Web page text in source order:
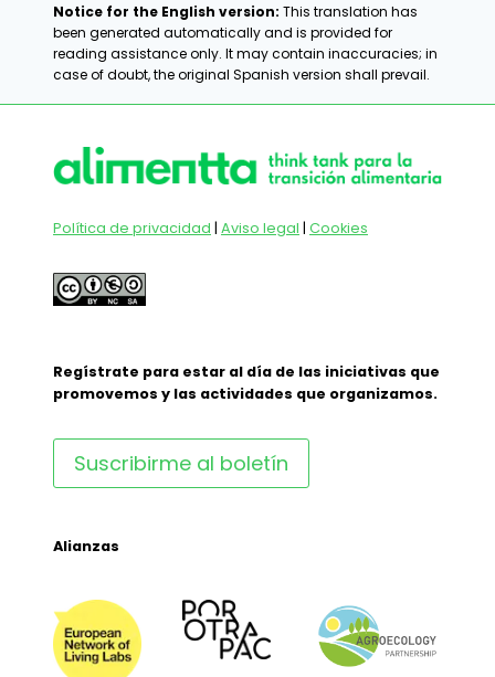
Notice for the English version: This translation has
been generated automatically and is provided for
reading assistance only. It may contain inaccuracies; in
case of doubt, the original Spanish version shall prevail.
Política de privacidad Aviso legal Cookies
Regístrate para estar al día de las iniciativas que
promovemos y las actividades que organizamos.
Suscribirme al boletín
Alianzas